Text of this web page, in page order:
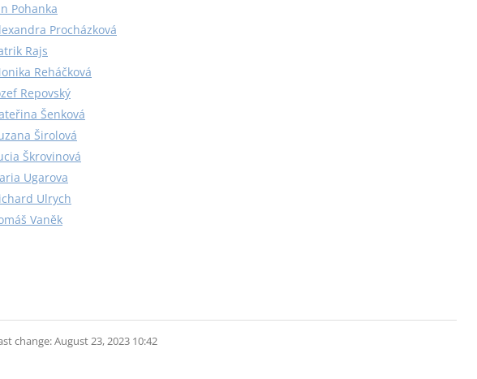
Pohanka
Procházková
Rajs
Reháčková
Repovský
Šenková
Širolová
Škrovinová
Ugarova
Ulrych
Vaněk
change: August 23, 2023 10:42